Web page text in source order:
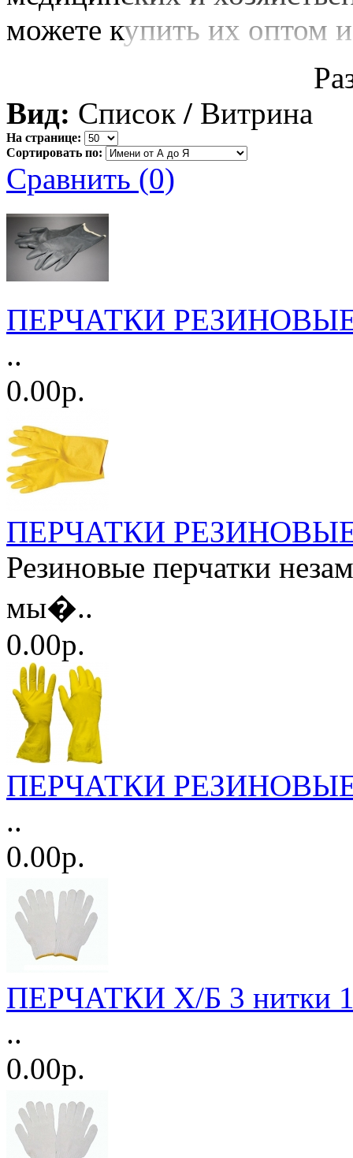
можете купить их оптом
Вид: Список / Витрина
На странице:
Сортировать по:
Сравнить (0)
ПЕРЧАТКИ
..
0.00р.
ПЕРЧАТКИ
Резиновые перчатки
мы�..
0.00р.
ПЕРЧАТКИ РЕЗИНОВЫЕ
..
0.00р.
ПЕРЧАТКИ Х/Б 3 нитки
..
0.00р.